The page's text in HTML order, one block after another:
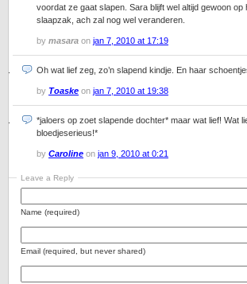
voordat ze gaat slapen. Sara blijft wel altijd gewoon op
slaapzak, ach zal nog wel veranderen.
by masara on jan 7, 2010 at 17:19
Oh wat lief zeg, zo’n slapend kindje. En haar
by Toaske on jan 7, 2010 at 19:38
*jaloers op zoet slapende dochter* maar wat lief! Wat
bloedjeserieus!*
by Caroline on jan 9, 2010 at 0:21
Leave a Reply
Name (required)
Email (required, but never shared)